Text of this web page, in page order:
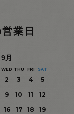
業日
9月
WED THU FRI SAT
2 3 4
5
9 10 11
12
16 17 18
19